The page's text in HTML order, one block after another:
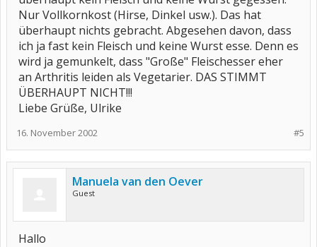
Nur Vollkornkost (Hirse, Dinkel usw.). Das hat
überhaupt nichts gebracht. Abgesehen davon, dass
ich ja fast kein Fleisch und keine Wurst esse. Denn es
wird ja gemunkelt, dass "Große" Fleischesser eher
an Arthritis leiden als Vegetarier. DAS STIMMT
ÜBERHAUPT NICHT!!!
Liebe Grüße, Ulrike
#5
16. November 2002
Manuela van den Oever
Guest
Hallo